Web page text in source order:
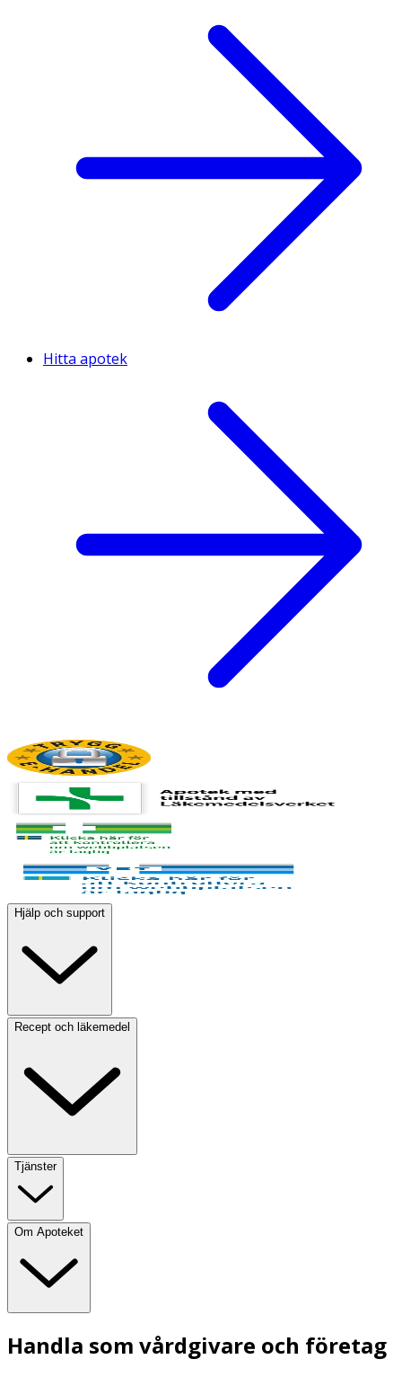
Hitta apotek
Hjälp och support
Recept och läkemedel
Tjänster
Om Apoteket
Handla som vårdgivare och företag